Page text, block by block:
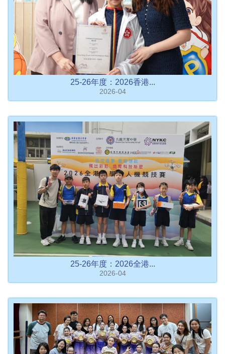
25-26年度：2026香港...
2026-04
25-26年度：2026全港...
2026-04